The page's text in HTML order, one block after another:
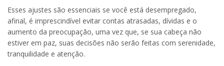
Esses ajustes são essenciais se você está desempregado,
afinal, é imprescindível evitar contas atrasadas, dívidas e o
aumento da preocupação, uma vez que, se sua cabeça não
estiver em paz, suas decisões não serão feitas com serenidade,
tranquilidade e atenção.